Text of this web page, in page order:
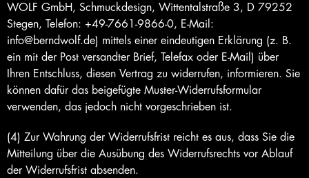
WOLF GmbH, Schmuckdesign, Wittentalstraße 3, D 79252
Stegen, Telefon: +49-7661-9866-0, E-Mail:
info@berndwolf.de) mittels einer eindeutigen Erklärung (z. B.
ein mit der Post versandter Brief, Telefax oder E-Mail) über
Ihren Entschluss, diesen Vertrag zu widerrufen, informieren. Sie
können dafür das beigefügte Muster-Widerrufsformular
verwenden, das jedoch nicht vorgeschrieben ist.
(4) Zur Wahrung der Widerrufsfrist reicht es aus, dass Sie die
Mitteilung über die Ausübung des Widerrufsrechts vor Ablauf
der Widerrufsfrist absenden.